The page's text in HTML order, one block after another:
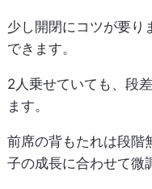
少し開閉にコツが要り
できます。
2人乗せていても、段
ます。
前席の背もたれは段階
子の成長に合わせて微